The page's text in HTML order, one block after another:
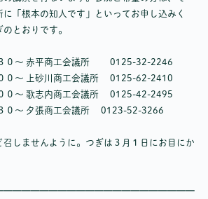
「根本の知人です」といってお申し込みく
とおりです。
３０～ 赤平商工会議所 0125-32-2246
００～ 上砂川商工会議所 0125-62-2410
００～ 歌志内商工会議所 0125-42-2495
３０～ 夕張商工会議所 0123-52-3266
召しませんように。つぎは３月１日にお目にか